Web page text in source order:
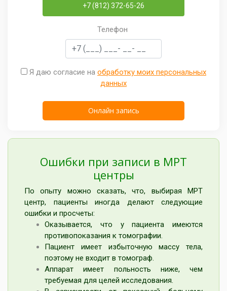
+7 (812) 372-65-26
Телефон
Я даю согласие на обработку моих персональных
данных
Ошибки при записи в МРТ
центры
По опыту можно сказать, что, выбирая МРТ
центр, пациенты иногда делают следующие
ошибки и просчеты:
Оказывается, что у пациента имеются
противопоказания к томографии.
Пациент имеет избыточную массу тела,
поэтому не входит в томограф.
Аппарат имеет польность ниже, чем
требуемая для целей исследования.